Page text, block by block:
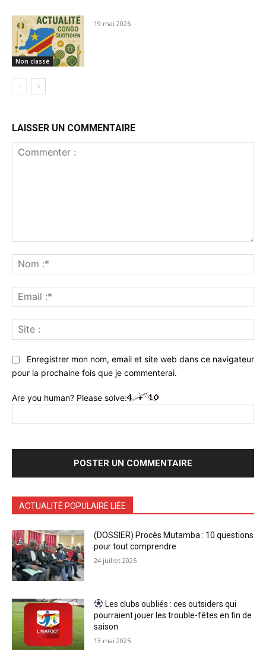
Non classé
19 mai 2026
LAISSER UN COMMENTAIRE
:*
:*
:
Enregistrer mon nom, email et site web dans ce navigateur
pour la prochaine fois que je commenterai.
Are you human? Please solve:
ACTUALITÉ POPULAIRE LIÉE
(DOSSIER) Procès Mutamba : 10 questions
pour tout comprendre
24 juillet 2025
Les clubs oubliés : ces outsiders qui
pourraient jouer les trouble-fêtes en fin de
saison
13 mai 2025